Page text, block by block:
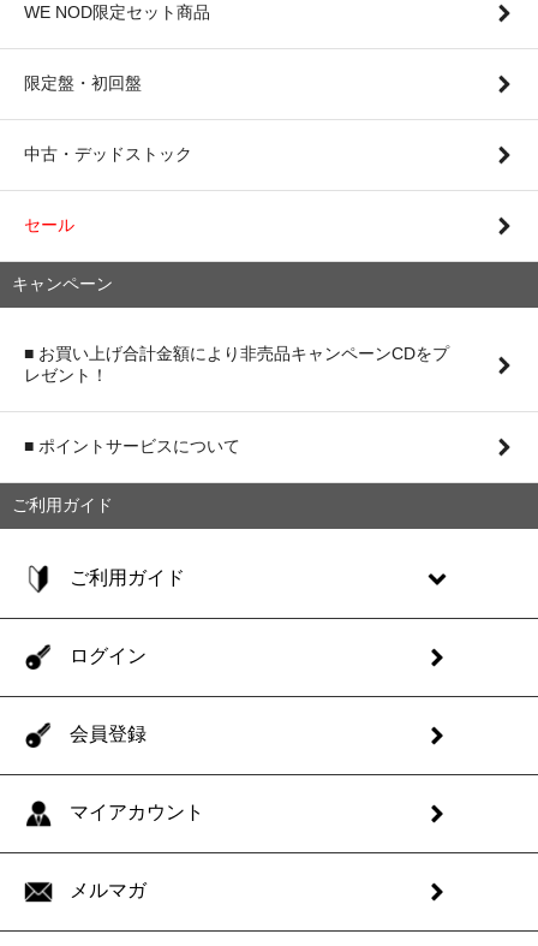
WE NOD限定セット商品
限定盤・初回盤
中古・デッドストック
セール
キャンペーン
■ お買い上げ合計金額により非売品キャンペーンCDをプ
レゼント！
■ ポイントサービスについて
ご利用ガイド
ご利用ガイド
ログイン
会員登録
マイアカウント
メルマガ